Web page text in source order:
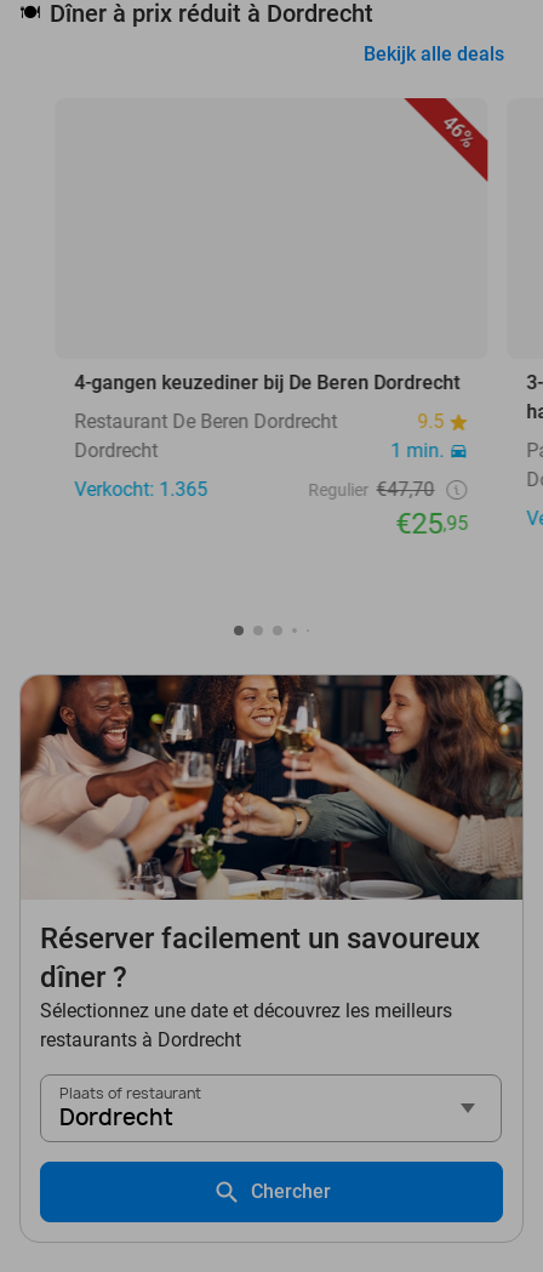
🍽️ Dîner à prix réduit à Dordrecht
Bekijk alle deals
46%
4-gangen keuzediner bij De Beren Dordrecht
Restaurant De Beren Dordrecht
9.5
Dordrecht
1 min.
Verkocht: 1.365
Regulier €47,70
€25,95
Réserver facilement un savoureux
dîner ?
Sélectionnez une date et découvrez les meilleurs
restaurants à Dordrecht
Plaats of restaurant
Dordrecht
Chercher